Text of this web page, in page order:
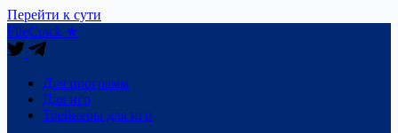
Перейти к сути
FileCrack ★
Для программ
Для игр
Трейнеры для игр